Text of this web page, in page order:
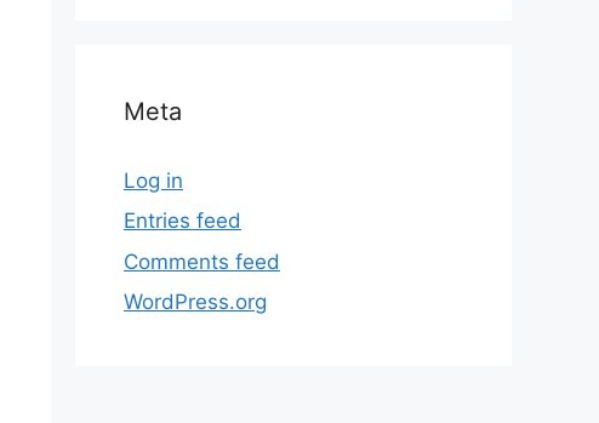
Meta
Log in
Entries feed
Comments feed
WordPress.org